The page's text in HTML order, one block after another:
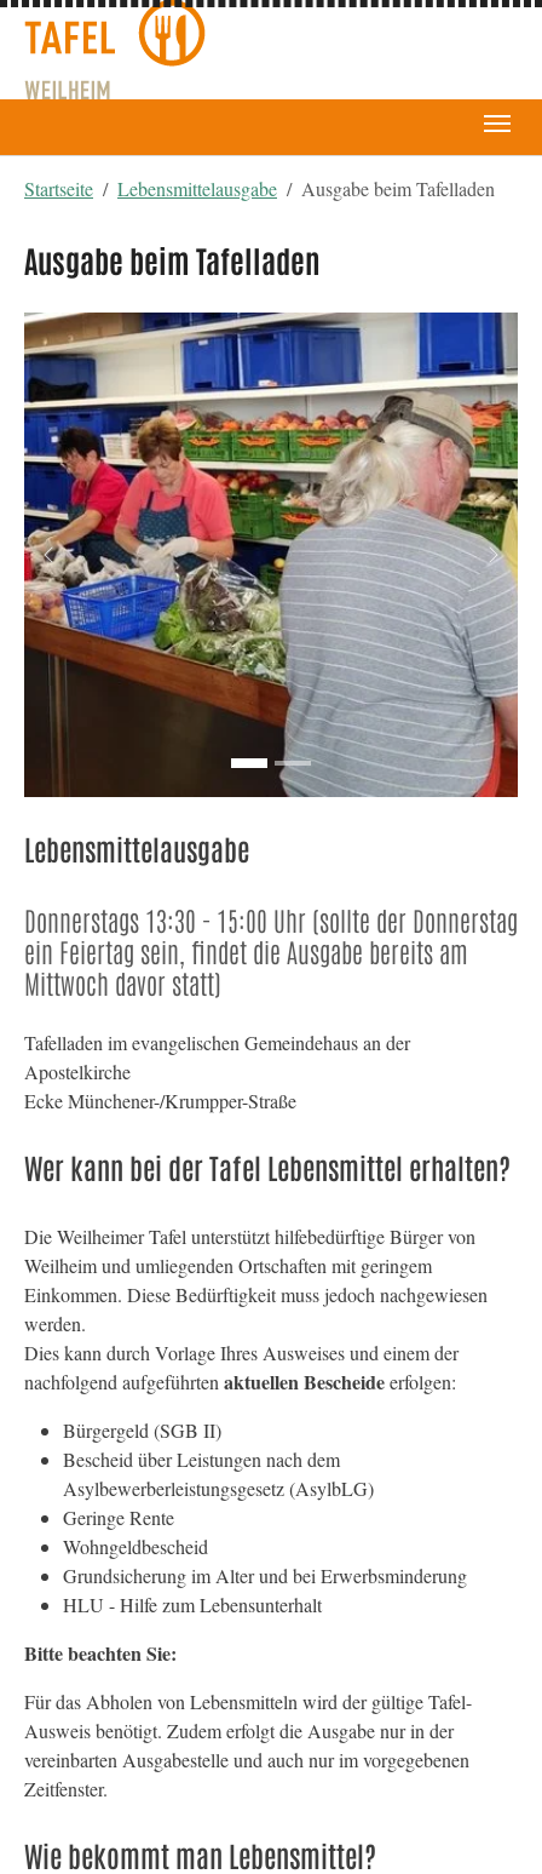
Startseite
Lebensmittelausgabe Ausgabe beim Tafelladen
Ausgabe beim Tafelladen
Previous Next
Lebensmittelausgabe
Donnerstags 13:30 - 15:00 Uhr (sollte der Donnerstag
ein Feiertag sein, findet die Ausgabe bereits am
Mittwoch davor statt)
Tafelladen im evangelischen Gemeindehaus an der
Apostelkirche
Ecke Münchener-/Krumpper-Straße
Wer kann bei der Tafel Lebensmittel erhalten?
Die Weilheimer Tafel unterstützt hilfebedürftige Bürger von
Weilheim und umliegenden Ortschaften mit geringem
Einkommen. Diese Bedürftigkeit muss jedoch nachgewiesen
werden.
Dies kann durch Vorlage Ihres Ausweises und einem der
nachfolgend aufgeführten aktuellen Bescheideerfolgen:
Bürgergeld (SGB II)
Bescheid über Leistungen nach dem
Asylbewerberleistungsgesetz (AsylbLG)
Geringe Rente
Wohngeldbescheid
Grundsicherung im Alter und bei Erwerbsminderung
HLU - Hilfe zum Lebensunterhalt
Bitte beachten Sie:
Für das Abholen von Lebensmitteln wird der gültige Tafel-
Ausweis benötigt. Zudem erfolgt die Ausgabe nur in der
vereinbarten Ausgabestelle und auch nur im vorgegebenen
Zeitfenster.
Wie bekommt man Lebensmittel?